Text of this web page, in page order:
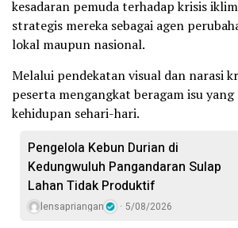
kesadaran pemuda terhadap krisis
strategis mereka sebagai agen
lokal maupun nasional.
Melalui pendekatan visual dan narasi
peserta mengangkat beragam isu
kehidupan sehari-hari.
Pengelola Kebun Durian di
Kedungwuluh Pangandaran Sulap
Lahan Tidak Produktif ‎
lensapriangan 5/08/2026